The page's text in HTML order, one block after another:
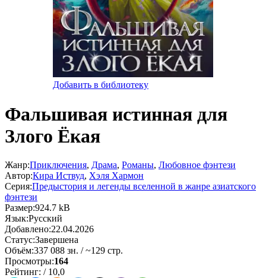
Добавить в библиотеку
Фальшивая истинная для
Злого Ёкая
Жанр:Приключения, Драма, Романы, Любовное фэнтези
Автор:Кира Иствуд, Хэля Хармон
Серия:Предыстория и легенды вселенной в жанре азиатского
фэнтези
Размер:924.7 kB
Язык:Русский
Добавлено:22.04.2026
Статус:Завершена
Объём:337 088 зн. / ~129 стр.
Просмотры:164
Рейтинг: / 10,0